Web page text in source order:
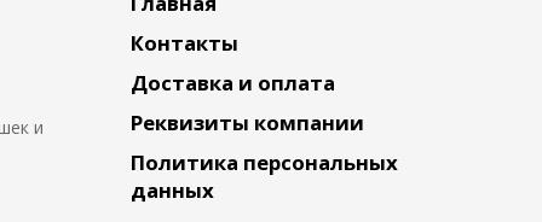
и
Контакты
Доставка и оплата
Реквизиты компании
Политика персональных
данных